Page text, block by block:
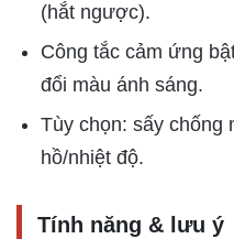
(hắt ngược).
Công tắc cảm ứng
đổi màu ánh sáng.
Tùy chọn: sấy chống
hồ/nhiệt độ.
Tính năng & lưu ý